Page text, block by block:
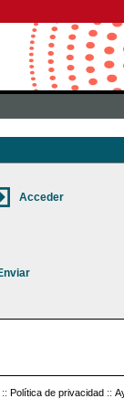
:: Política de privacidad ::